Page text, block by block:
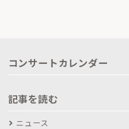
コンサートカレンダー
記事を読む
ニュース